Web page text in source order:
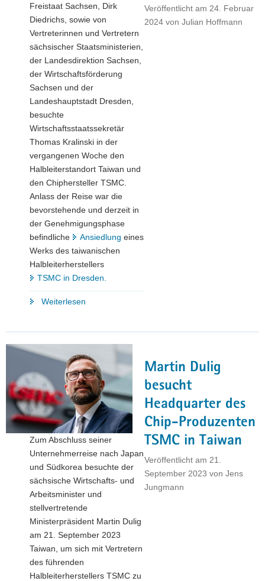
neue
Materialien"
Veröffentlicht am 24. Februar
2024 von Julian Hoffmann
Freistaat Sachsen, Dirk
Diedrichs, sowie von
Vertreterinnen und Vertretern
sächsischer Staatsministerien,
der Landesdirektion Sachsen,
der Wirtschaftsförderung
Sachsen und der
Landeshauptstadt Dresden,
besuchte
Wirtschaftsstaatssekretär
Thomas Kralinski in der
vergangenen Woche den
Halbleiterstandort Taiwan und
den Chiphersteller TSMC.
Anlass der Reise war die
bevorstehende und derzeit in
der Genehmigungsphase
befindliche
Ansiedlung eines
Werks des taiwanischen
Halbleiterherstellers
TSMC in Dresden.
Weiterlesen
Taiwan
und
den
Chiphersteller
TSMC "
Martin Dulig
besucht
Headquarter des
Chip-Produzenten
TSMC in Taiwan
Veröffentlicht am 21.
September 2023 von Jens
Jungmann
Zum Abschluss seiner
Unternehmerreise nach Japan
und Südkorea besuchte der
sächsische Wirtschafts- und
Arbeitsminister und
stellvertretende
Ministerpräsident Martin Dulig
am 21. September 2023
Taiwan, um sich mit Vertretern
des führenden
Halbleiterherstellers TSMC zu